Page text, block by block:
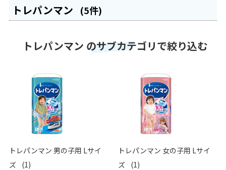
トレパンマン (5件)
トレパンマン のサブカテゴリで絞り込む
トレパンマン 男の子用 Lサイ
ズ (1)
トレパンマン 女の子用 Lサイ
ズ (1)